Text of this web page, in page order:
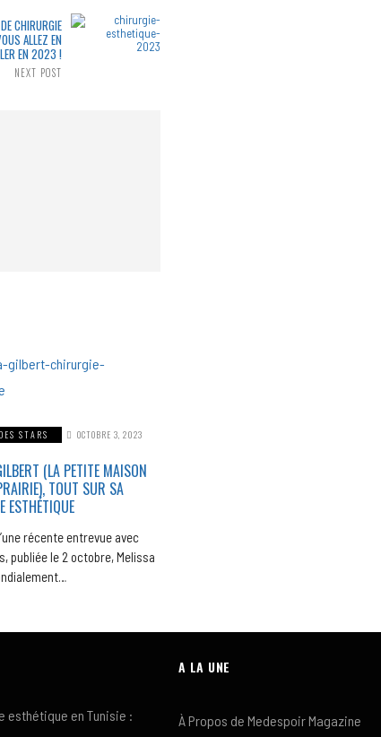
CHIRURGIE
ALLEZ EN
EN 2023 !
NEXT POST
STARS OCTOBRE 3, 2023
(LA PETITE MAISON
TOUT SUR SA
ESTHÉTIQUE
récente entrevue avec
publiée le 2 octobre, Melissa
esthétique en Tunisie :
A LA UNE
À Propos de Medespoir Magazine